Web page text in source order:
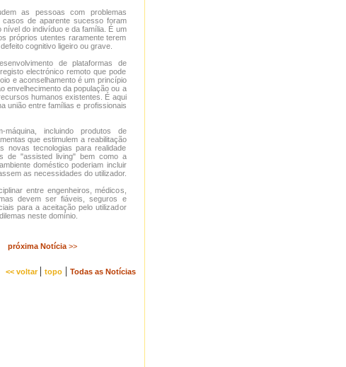
as pessoas com problemas
casos de aparente sucesso foram
do indivíduo e da família. É um
próprios utentes raramente terem
cognitivo ligeiro ou grave.
de plataformas de
electrónico remoto que pode
e aconselhamento é um princípio
envelhecimento da população ou a
humanos existentes. É aqui
união entre famílias e profissionais
incluindo produtos de
que estimulem a reabilitação
novas tecnologias para realidade
de "assisted living" bem como a
doméstico poderiam incluir
as necessidades do utilizador.
entre engenheiros, médicos,
devem ser fiáveis, seguros e
para a aceitação pelo utilizador
neste domínio.
próxima Notícia >>
<< voltar | topo| Todas as Notícias